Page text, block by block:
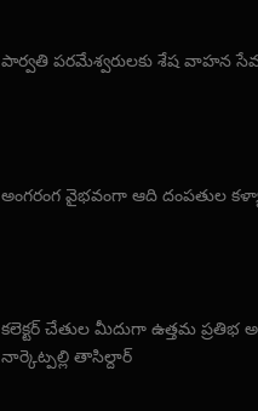
పార్వతి పరమేశ్వరులకు శేష వాహన
అంగరంగ వైభవంగా ఆది దంపతుల
కలెక్టర్ చేతుల మీదుగా ఉత్తమ ప్రతిభ
నార్కెట్పల్లి తాసిల్దార్